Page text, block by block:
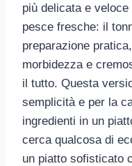
più delicata e
pesce fresche: il
preparazione
morbidezza e
il tutto. Questa
semplicità e per la
ingredienti in un
cerca qualcosa di
un piatto sofisticato